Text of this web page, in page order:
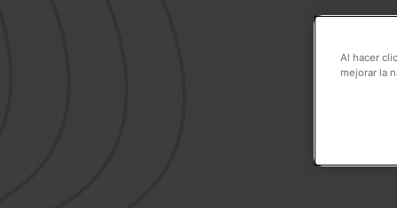
Al hacer
mejorar la